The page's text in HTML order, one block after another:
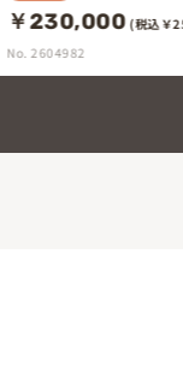
￥228,000 (税込￥
No. 2604972